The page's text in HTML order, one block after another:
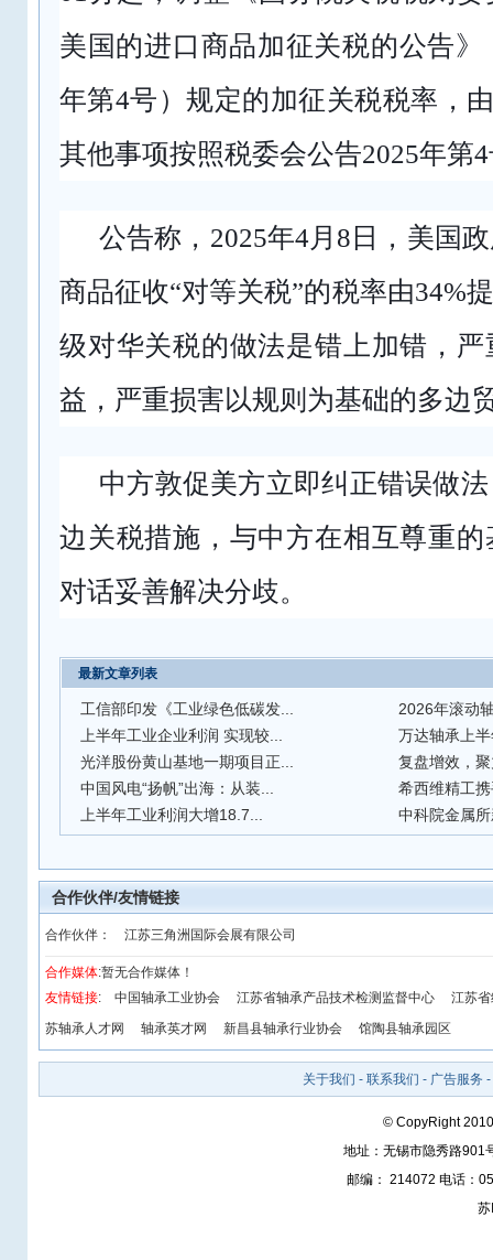
美国的进口商品加征关税的公告》
年第4号）规定的加征关税税率，
其他事项按照税委会公告2025年第
公告称，2025年4月8日，美国
商品征收“对等关税”的税率由34%
级对华关税的做法是错上加错，
益，严重损害以规则为基础的多边
中方敦促美方立即纠正错误做
边关税措施，与中方在相互尊重
对话妥善解决分歧。
最新文章列表
工信部印发《工业绿色低碳发...
2026年滚动
上半年工业企业利润 实现较...
万达轴承上
光洋股份黄山基地一期项目正...
复盘增效，
中国风电“扬帆”出海：从装...
希西维精工
上半年工业利润大增18.7...
中科院金属
合作伙伴/友情链接
合作伙伴： 江苏三角洲国际会展有限公司
合作媒体:暂无合作媒体！
友情链接: 中国轴承工业协会 江苏省轴承产品技术检测监督中心
江苏
苏轴承人才网
轴承英才网 新昌县轴承行业协会 馆陶县轴承园区
关于我们 - 联系我们 - 广告服务 -
© CopyRight
地址：无锡市隐秀路901
邮编： 214072 电话：